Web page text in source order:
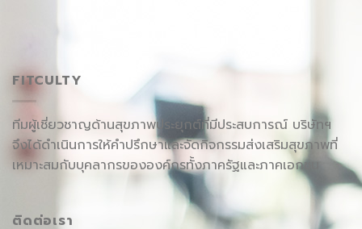
FITCULTY
ทีมผู้เชี่ยวชาญด้านสุขภาพประยุกต์ที่มีประสบการณ์ บริษัทฯ
จึงได้ดำเนินการให้คำปรึกษาและจัดกิจกรรมส่งเสริมสุขภาพที่
เหมาะสมกับบุคลากรขององค์กรทั้งภาครัฐและภาคเอกชน
ติดต่อเรา